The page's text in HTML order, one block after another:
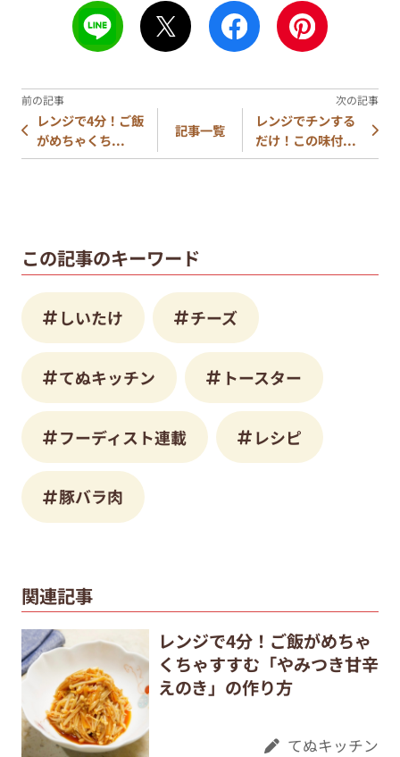
レンジで4分！ご飯
がめちゃくち...
記事一覧
レンジでチンする
だけ！この味付...
この記事のキーワード
しいたけ チーズ
てぬキッチン トースター
フーディスト連載 レシピ
豚バラ肉
関連記事
レンジで4分！ご飯がめちゃ
くちゃすすむ「やみつき甘辛
えのき」の作り方
てぬキッチン